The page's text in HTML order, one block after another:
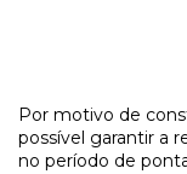
Por motivo de
possível garantir a
no período de